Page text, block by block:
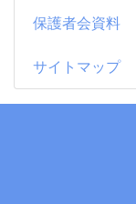
保護者会資料
サイトマップ